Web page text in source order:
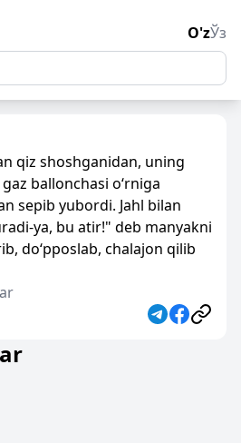
O'zЎз
qiz shoshganidan, uning
ballonchasi o‘rniga
sepib yubordi. Jahl bilan
ya, bu atir!" deb manyakni
do‘pposlab, chalajon qilib